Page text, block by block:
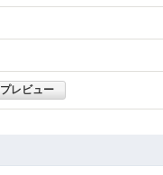
プレビュー